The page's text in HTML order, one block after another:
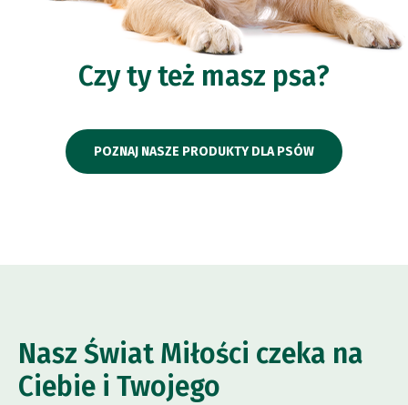
Czy ty też masz psa?
POZNAJ NASZE PRODUKTY DLA PSÓW
Nasz Świat Miłości czeka na
Ciebie i Twojego